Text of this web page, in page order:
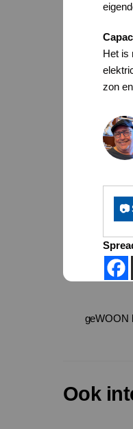
Het is
zon
📷
geWOON
Ook